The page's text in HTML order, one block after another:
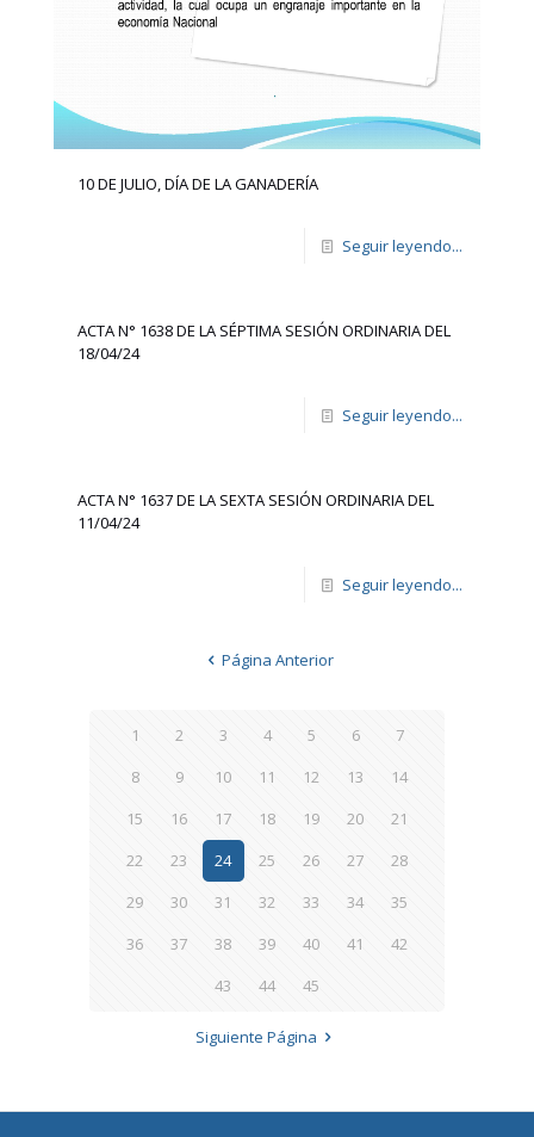
10 DE JULIO, DÍA DE LA GANADERÍA
Seguir leyendo...
ACTA N° 1638 DE LA SÉPTIMA SESIÓN ORDINARIA DEL
18/04/24
Seguir leyendo...
ACTA N° 1637 DE LA SEXTA SESIÓN ORDINARIA DEL
11/04/24
Seguir leyendo...
Página Anterior
1 2 3 4 5 6
7
8
9 10 11 12 13
14
15
16 17 18 19 20
21
22
23 24 25 26 27
28
29
30 31 32 33 34
35
36
37 38 39 40 41
42
43
44 45
Siguiente Página